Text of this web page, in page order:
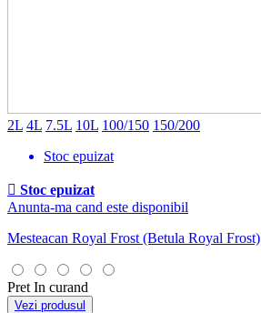
2L 4L 7.5L 10L 100/150 150/200
Stoc epuizat
 Stoc epuizat
Anunta-ma cand este disponibil
Mesteacan Royal Frost (Betula Royal Frost)
Pret In curand
Vezi produsul